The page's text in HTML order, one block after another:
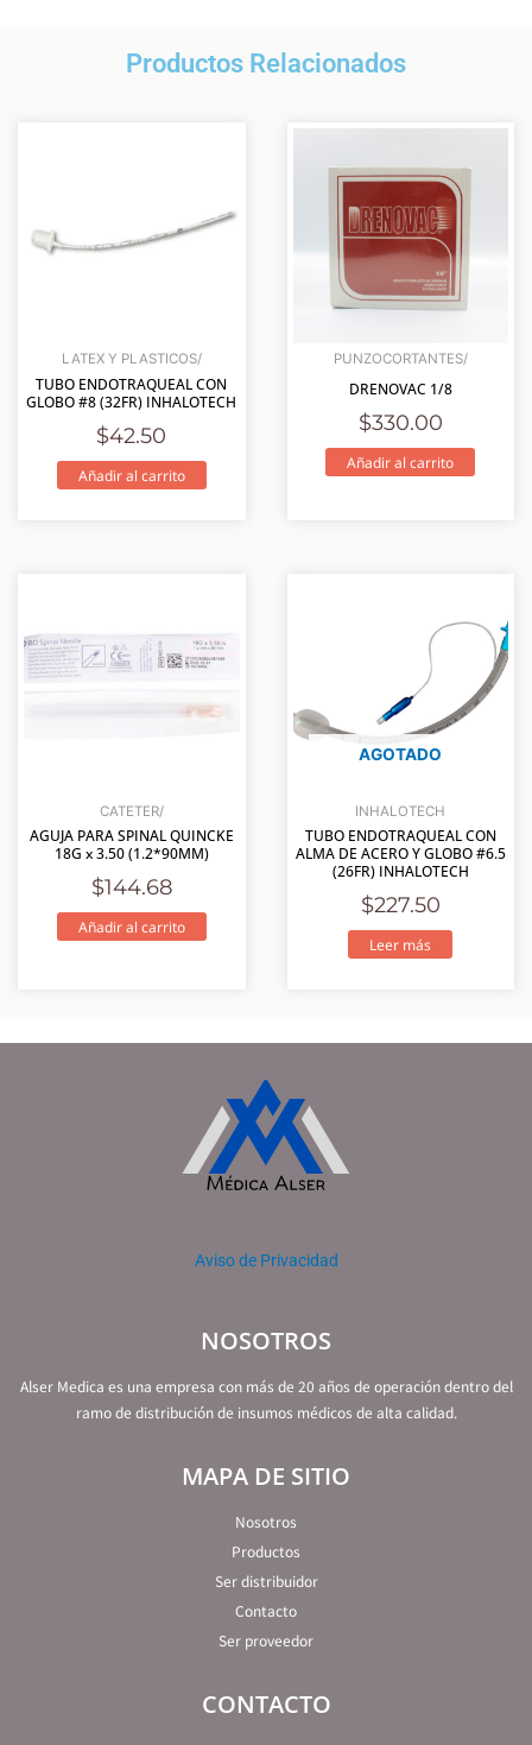
Productos Relacionados
LATEX Y PLASTICOS/
TUBO ENDOTRAQUEAL CON
GLOBO #8 (32FR) INHALOTECH
$42.50
Añadir al carrito
PUNZOCORTANTES/
DRENOVAC 1/8
$330.00
Añadir al carrito
CATETER/
AGUJA PARA SPINAL QUINCKE
18G x 3.50 (1.2*90MM)
$144.68
Añadir al carrito
AGOTADO
INHALOTECH
TUBO ENDOTRAQUEAL CON
ALMA DE ACERO Y GLOBO #6.5
(26FR) INHALOTECH
$227.50
Leer más
Aviso de Privacidad
NOSOTROS
Alser Medica es una empresa con más de 20 años de operación dentro del
ramo de distribución de insumos médicos de alta calidad.
MAPA DE SITIO
Nosotros
Productos
Ser distribuidor
Contacto
Ser proveedor
CONTACTO